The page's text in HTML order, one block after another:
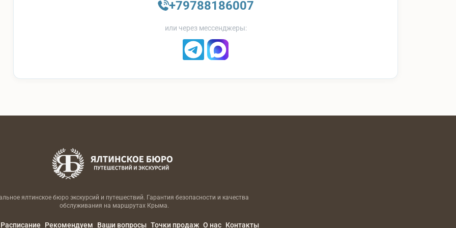
+79788186007
или через мессенджеры:
ялтинское бюро экскурсий и путешествий. Гарантия безопасности и качества
обслуживания на маршрутах Крыма.
Расписание Рекомендуем Ваши вопросы Точки продаж О нас Контакты